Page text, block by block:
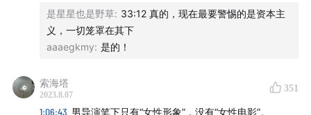
时也压缩了诸多议题。当芭比对肯说出，“肯在芭比乐园获
得的职位，会和女性在现实世界中获得的职位一样多”这样
的幽默对白时，也搁置了对权力结构的质询。作为资本的
父子关系，成为好莱坞电影反复讲述的议题，这背后的原
因是什么？我们又如何看待过去十年以女性为主要讲述对
是星星也是野草: 33:12 真的，现在最要警惕的是资本主
义，一切笼罩在其下
aaaegkmy: 是的！
索海塔
2023.8.07
351
1:06:43 男导演笔下只有“女性形象”，没有“女性电影”。